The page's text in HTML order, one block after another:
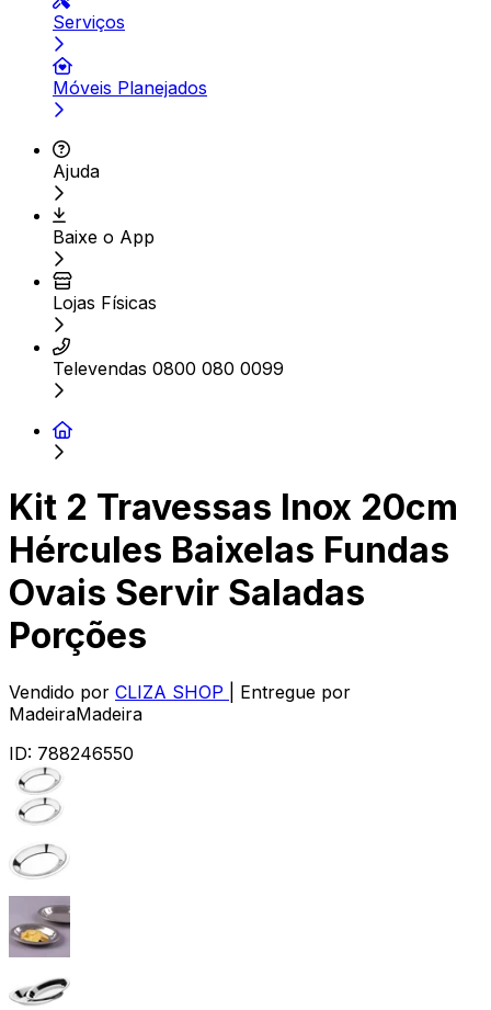
Serviços
Móveis Planejados
Ajuda
Baixe o App
Lojas Físicas
Televendas 0800 080 0099
Kit 2 Travessas Inox 20cm
Hércules Baixelas Fundas
Ovais Servir Saladas
Porções
Vendido por CLIZA SHOP
| Entregue por
MadeiraMadeira
ID: 788246550